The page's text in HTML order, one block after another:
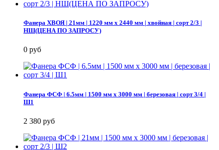
Фанера ХВОЯ | 21мм | 1220 мм х 2440 мм | хвойная | сорт 2/3 |
НШ(ЦЕНА ПО ЗАПРОСУ)
0 руб
Фанера ФСФ | 6.5мм | 1500 мм х 3000 мм | березовая | сорт 3/4 |
Ш1
2 380 руб